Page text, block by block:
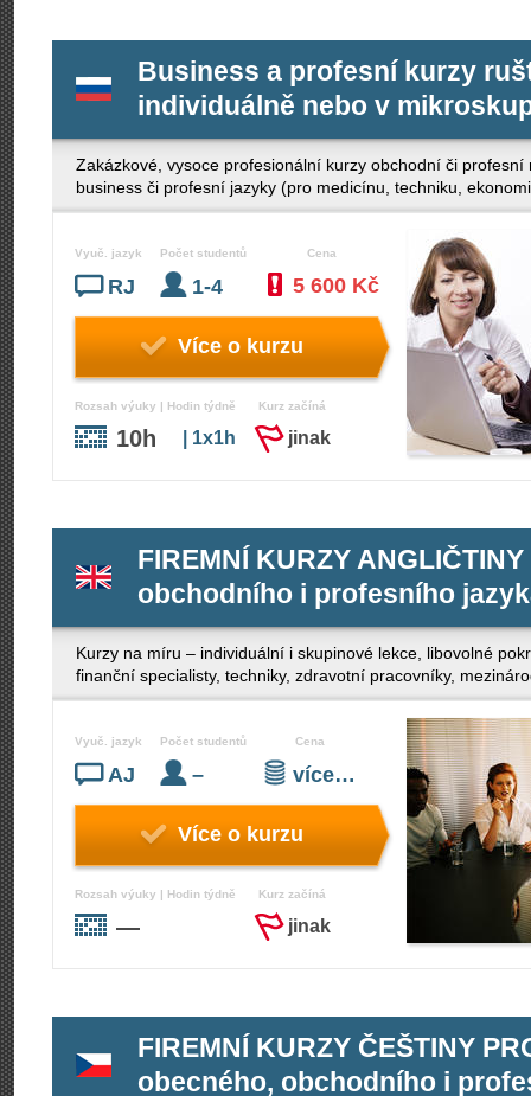
Business a profesní kurzy
individuálně nebo v
Zakázkové, vysoce profesionální kurzy obchodní či
business či profesní jazyky (pro medicínu, techniku,
Vyuč. jazyk
RJ
Počet studentů
1-4
Cena
5 600 Kč
Více o kurzu
Rozsah výuky | Hodin týdně
10h | 1x1h
Kurz začíná
jinak
FIREMNÍ KURZY
obchodního i profesního
Kurzy na míru – individuální i skupinové lekce, libovolné
finanční specialisty, techniky, zdravotní pracovníky,
Vyuč. jazyk
AJ
Počet studentů
–
Cena
více…
Více o kurzu
Rozsah výuky | Hodin týdně
—
Kurz začíná
jinak
FIREMNÍ KURZY ČEŠTINY
obecného, obchodního i